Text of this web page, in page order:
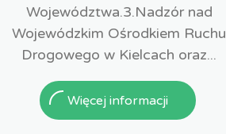
Województwa.3.Nadzór nad
Wojewódzkim Ośrodkiem Ruchu
Drogowego w Kielcach oraz...
Więcej informacji